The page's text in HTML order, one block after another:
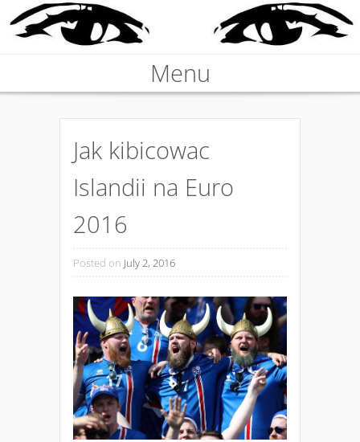
KARABOSKA
Menu
Jak kibicowac
Islandii na Euro
2016
Posted on July 2, 2016